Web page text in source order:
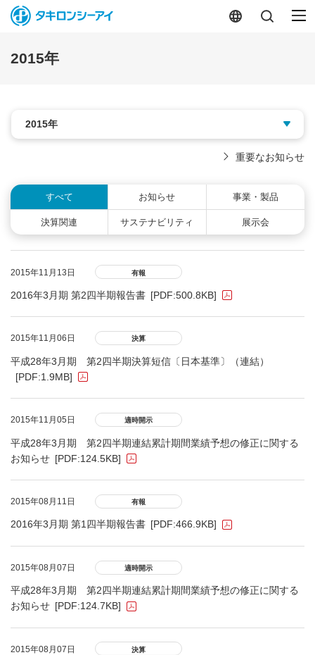
2015年
重要なお知らせ
すべて お知らせ 事業・製品
決算関連 サステナビリティ 展示会
2015年11月13日 有報
2016年3月期 第2四半期報告書 [PDF:500.8KB]
2015年11月06日 決算
平成28年3月期 第2四半期決算短信〔日本基準〕（連結）
[PDF:1.9MB]
2015年11月05日 適時開示
平成28年3月期 第2四半期連結累計期間業績予想の修正に関する
お知らせ [PDF:124.5KB]
2015年08月11日 有報
2016年3月期 第1四半期報告書 [PDF:466.9KB]
2015年08月07日 適時開示
平成28年3月期 第2四半期連結累計期間業績予想の修正に関する
お知らせ [PDF:124.7KB]
2015年08月07日 決算